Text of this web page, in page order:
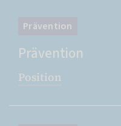
Prävention
Prävention
Position